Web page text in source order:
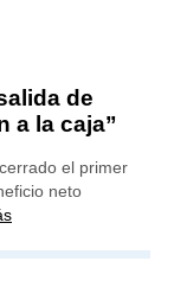
de
a la caja”
el primer
neto